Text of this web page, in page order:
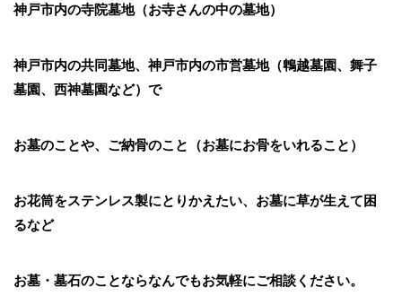
神戸市内の寺院墓地（お寺さんの中の墓地）
神戸市内の共同墓地、神戸市内の市営墓地（鵯越墓園、舞子
墓園、西神墓園など）で
お墓のことや、ご納骨のこと（お墓にお骨をいれること）
お花筒をステンレス製にとりかえたい、お墓に草が生えて困
るなど
お墓・墓石のことならなんでもお気軽にご相談ください。